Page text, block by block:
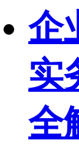
企
实
全